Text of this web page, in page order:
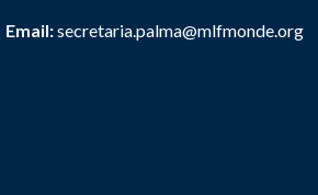
Email:secretaria.palma@mlfmonde.org